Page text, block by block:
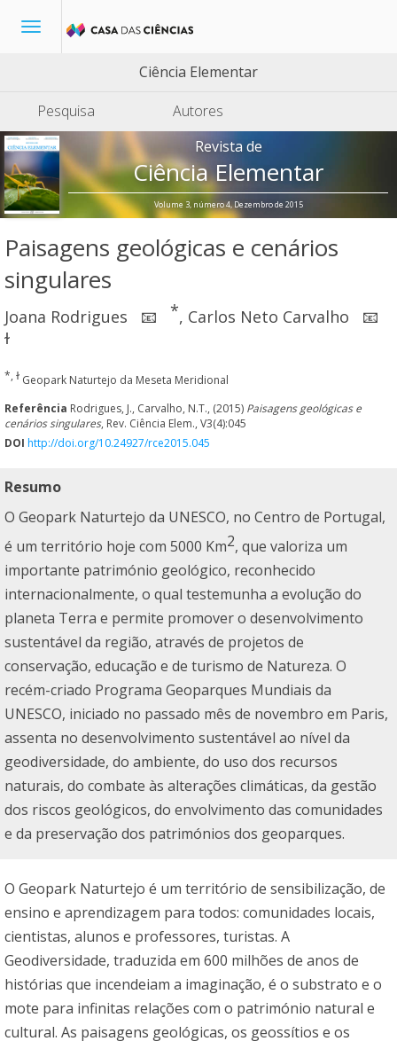
Toggle
Ciência Elementar
Pesquisa
Autores
Revista de
Ciência Elementar
Volume 3, número 4, Dezembro de 2015
Paisagens geológicas e cenários
singulares
Joana Rodrigues 📧 *, Carlos Neto Carvalho 📧
ɫ
*, ɫ Geopark Naturtejo da Meseta Meridional
Referência Rodrigues, J., Carvalho, N.T., (2015) Paisagens geológicas e
cenários singulares, Rev. Ciência Elem., V3(4):045
DOI http://doi.org/10.24927/rce2015.045
Resumo
O Geopark Naturtejo da UNESCO, no Centro de Portugal,
é um território hoje com 5000 Km2, que valoriza um
importante património geológico, reconhecido
internacionalmente, o qual testemunha a evolução do
planeta Terra e permite promover o desenvolvimento
sustentável da região, através de projetos de
conservação, educação e de turismo de Natureza. O
recém-criado Programa Geoparques Mundiais da
UNESCO, iniciado no passado mês de novembro em Paris,
assenta no desenvolvimento sustentável ao nível da
geodiversidade, do ambiente, do uso dos recursos
naturais, do combate às alterações climáticas, da gestão
dos riscos geológicos, do envolvimento das comunidades
e da preservação dos patrimónios dos geoparques.
O Geopark Naturtejo é um território de sensibilização, de
ensino e aprendizagem para todos: comunidades locais,
cientistas, alunos e professores, turistas. A
Geodiversidade, traduzida em 600 milhões de anos de
histórias que incendeiam a imaginação, é o substrato e o
mote para infinitas relações com o património natural e
cultural. As paisagens geológicas, os geossítios e os